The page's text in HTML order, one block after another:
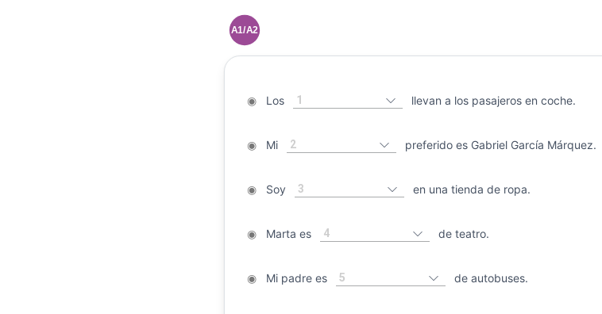
A1/A2
◉Los 1 llevan a los pasajeros en coche.
◉Mi 2 preferido es Gabriel García Márquez.
◉Soy 3 en una tienda de ropa.
◉Marta es 4 de teatro.
◉Mi padre es 5 de autobuses.